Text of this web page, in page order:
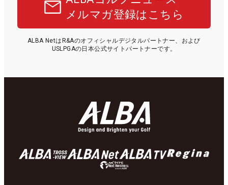
メルマガ登録はこちら
ALBA NetはR&Aのオフィシャルデジタルパートナー、および
USLPGAの日本公式サイトパートナーです。